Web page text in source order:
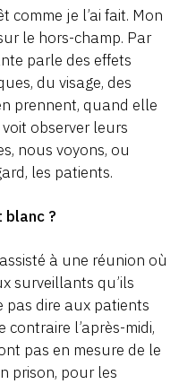
comme je l’ai fait. Mon
le hors-champ. Par
parle des effets
du visage, des
prennent, quand elle
observer leurs
nous voyons, ou
les patients.
blanc ?
à une réunion où
surveillants qu’ils
pas dire aux patients
l’après-midi,
pas en mesure de le
prison, pour les